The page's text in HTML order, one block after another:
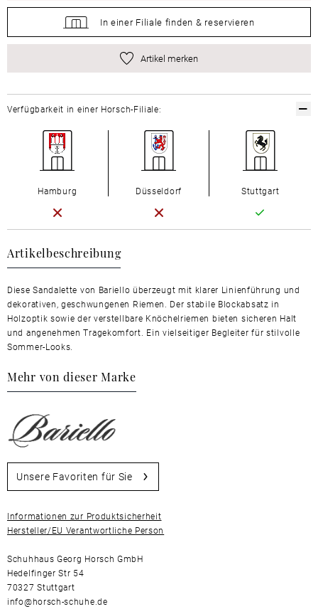
In einer Filiale finden & reservieren
Artikel merken
Artikelbeschreibung
Diese Sandalette von Bariello überzeugt mit klarer Linienführung und
dekorativen, geschwungenen Riemen. Der stabile Blockabsatz in
Holzoptik sowie der verstellbare Knöchelriemen bieten sicheren Halt
und angenehmen Tragekomfort. Ein vielseitiger Begleiter für stilvolle
Sommer-Looks.
Mehr von dieser Marke
Unsere Favoriten für Sie
Informationen zur Produktsicherheit
Hersteller/EU Verantwortliche Person
Schuhhaus Georg Horsch GmbH
Hedelfinger Str 54
70327 Stuttgart
info@horsch-schuhe.de
Verfügbarkeit in einer Horsch-Filiale:
Hamburg Düsseldorf Stuttgart